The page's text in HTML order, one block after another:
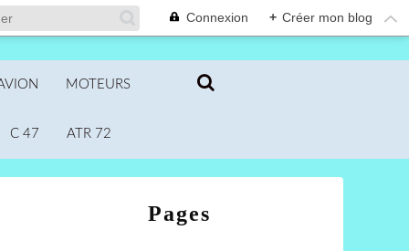
Connexion + Créer mon blog
MOTEURS
C 47 ATR 72
Pages